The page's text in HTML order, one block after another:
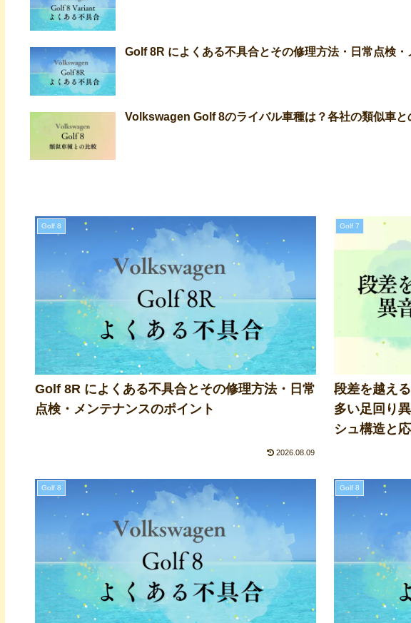
Golf 8R によくある不具合とその修理方法・日常点検・
Volkswagen Golf 8のライバル車種は？各社の類似車と
Golf 8
Golf 8R によくある不具合とその修理方法・日常
点検・メンテナンスのポイント
2026.08.09
Golf 7
段差を越え
多い足回り
シュ構造と
Golf 8 Golf 8